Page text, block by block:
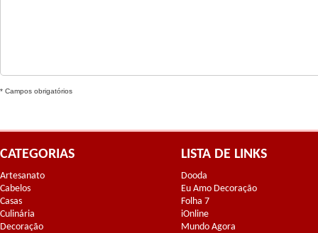
* Campos obrigatórios
CATEGORIAS
Artesanato
Cabelos
Casas
Culinária
Decoração
LISTA DE LINKS
Dooda
Eu Amo Decoração
Folha 7
iOnline
Mundo Agora